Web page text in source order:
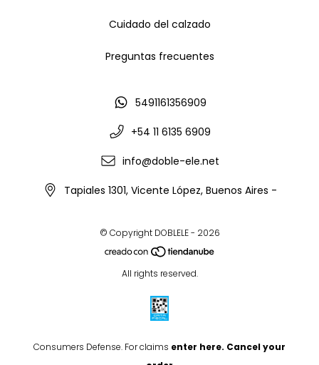
Cuidado del calzado
Preguntas frecuentes
5491161356909
+54 11 6135 6909
info@doble-ele.net
Tapiales 1301, Vicente López, Buenos Aires -
© Copyright DOBLELE - 2026
All rights reserved.
Consumers Defense. For claims enter here. Cancel your